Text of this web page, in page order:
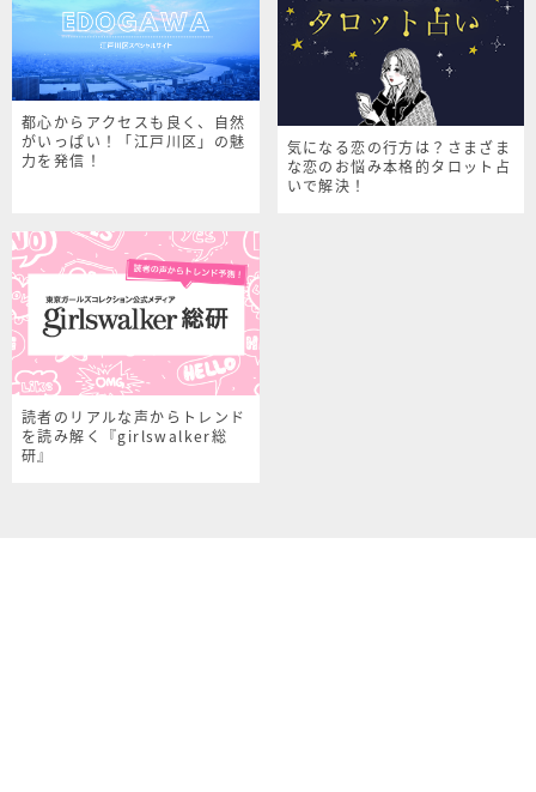
都心からアクセスも良く、自然
がいっぱい！「江戸川区」の魅
力を発信！
気になる恋の行方は？さまざま
な恋のお悩み本格的タロット占
いで解決！
読者のリアルな声からトレンド
を読み解く『girlswalker総
研』